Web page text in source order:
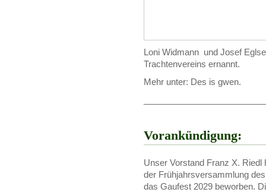
Loni Widmann und Josef
Trachtenvereins ernannt.
Mehr unter: Des is gwen.
Vorankündigung:
Unser Vorstand Franz X.
der Frühjahrsversammlung
das Gaufest 2029 beworben.